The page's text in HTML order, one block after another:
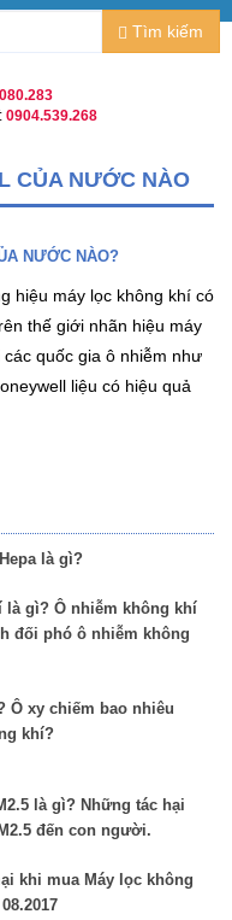
Tìm kiếm
0904.539.268
CỦA NƯỚC NÀO
NƯỚC NÀO?
hiệu máy lọc không khí có
thế giới nhãn hiệu máy
quốc gia ô nhiễm như
liệu có hiệu quả
là gì?
là gì? Ô nhiễm không khí
đối phó ô nhiễm không
Ô xy chiếm bao nhiêu
khí?
là gì? Những tác hại
đến con người.
khi mua Máy lọc không